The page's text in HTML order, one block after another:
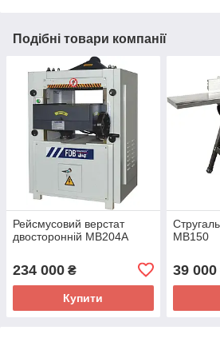
Подібні товари компанії
Рейсмусовий верстат
двосторонній МВ204А
234 000 ₴
Купити
MB150
39 000